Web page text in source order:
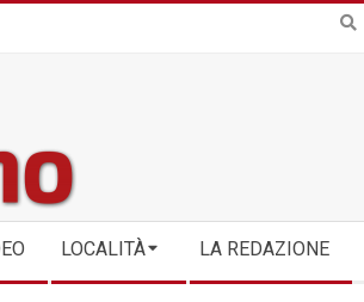
LOCALITÀ LA REDAZIONE